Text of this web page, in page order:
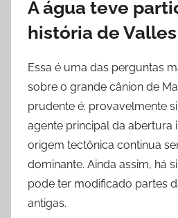
A água teve
história de
Essa é uma das perguntas
sobre o grande cânion de
prudente é: provavelmente
agente principal da abertura
origem tectônica continua
dominante. Ainda assim, há
pode ter modificado partes
antigas.